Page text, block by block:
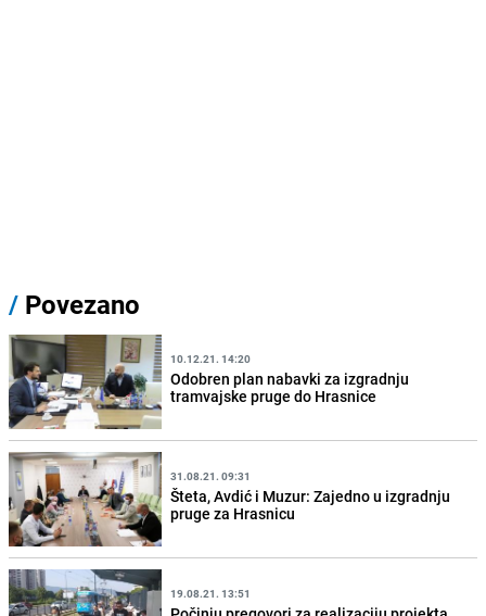
/ Povezano
10.12.21. 14:20
Odobren plan nabavki za izgradnju
tramvajske pruge do Hrasnice
31.08.21. 09:31
Šteta, Avdić i Muzur: Zajedno u izgradnju
pruge za Hrasnicu
19.08.21. 13:51